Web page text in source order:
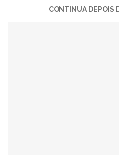
CONTINUA DEPOIS